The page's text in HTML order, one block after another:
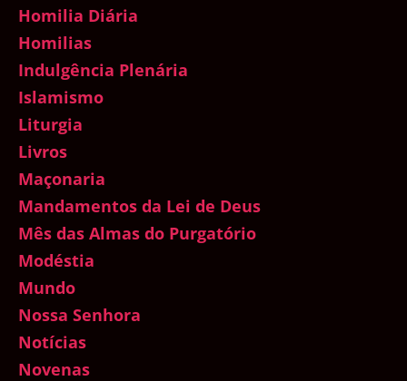
Homilia Diária
Homilias
Indulgência Plenária
Islamismo
Liturgia
Livros
Maçonaria
Mandamentos da Lei de Deus
Mês das Almas do Purgatório
Modéstia
Mundo
Nossa Senhora
Notícias
Novenas